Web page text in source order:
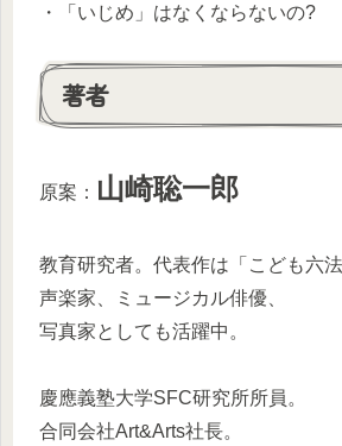
・「いじめ」はなくならないの?
著者
原案： 山崎聡一郎
教育研究者。代表作は「こども六法
声楽家、ミュージカル俳優、
写真家としても活躍中。
慶應義塾大学SFC研究所所員。
合同会社Art&Arts社長。